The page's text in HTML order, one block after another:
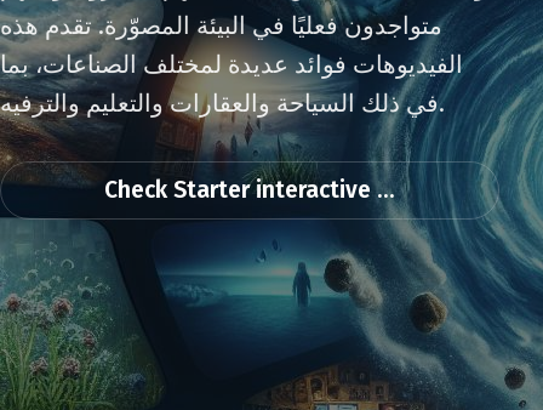
متواجدون فعليًا في البيئة المصوّرة. تقدم هذه
الفيديوهات فوائد عديدة لمختلف الصناعات، بما
في ذلك السياحة والعقارات والتعليم والترفيه.
Check Starter interactive ...